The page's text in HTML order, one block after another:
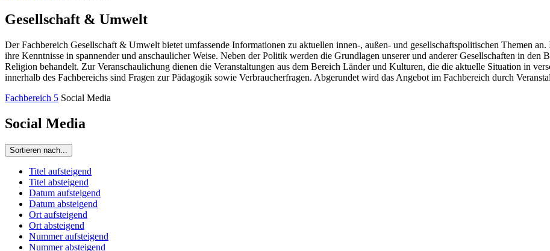
Gesellschaft & Umwelt
Der Fachbereich Gesellschaft & Umwelt bietet umfassende Informationen zu aktuellen innen-, außen- und gesellschaftspolitischen Themen
ihre Kenntnisse in spannender und anschaulicher Weise. Neben der Politik werden die Grundlagen unserer und anderer Gesellschaften in
Religion behandelt. Zur Veranschaulichung dienen die Veranstaltungen aus dem Bereich Länder und Kulturen, die die aktuelle Situation in
innerhalb des Fachbereichs sind Fragen zur Pädagogik sowie Verbraucherfragen. Abgerundet wird das Angebot im Fachbereich durch
Fachbereich 5 Social Media
Social Media
Sortieren nach...
Titel aufsteigend
Titel absteigend
Datum aufsteigend
Datum absteigend
Ort aufsteigend
Ort absteigend
Nummer aufsteigend
Nummer absteigend